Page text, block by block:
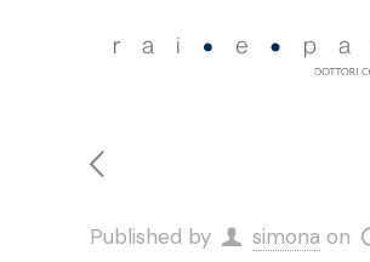
Published by simona on